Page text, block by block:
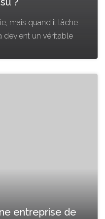
mais quand il tâche
devient un véritable
entreprise de